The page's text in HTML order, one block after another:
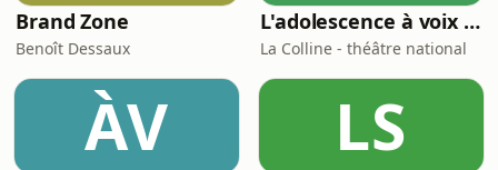
Brand Zone
Benoît Dessaux
L'adolescence à voix haute
La Colline - théâtre national
ÀV LS